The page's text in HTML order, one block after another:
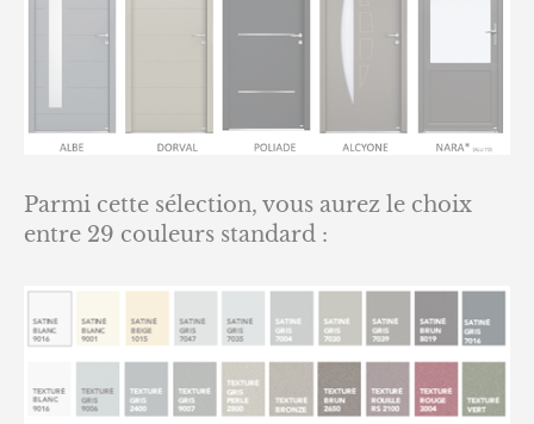
Parmi cette sélection, vous aurez le choix
entre 29 couleurs standard :